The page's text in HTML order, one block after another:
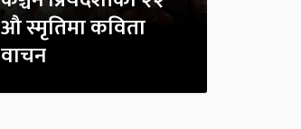
औ स्मृतिमा कविता
वाचन